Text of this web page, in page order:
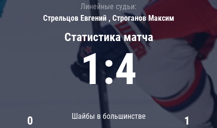
Статистика матча
1:4
Шайбы в большинстве
0 1
Линейные судьи:
Стрельцов Евгений , Строганов Максим